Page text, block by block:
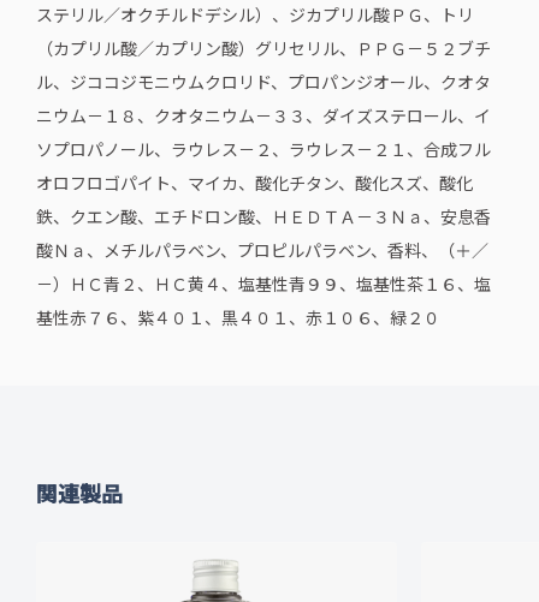
ステリル／オクチルドデシル）、ジカプリル酸ＰＧ、トリ
（カプリル酸／カプリン酸）グリセリル、ＰＰＧ－５２ブチ
ル、ジココジモニウムクロリド、プロパンジオール、クオタ
ニウム－１８、クオタニウム－３３、ダイズステロール、イ
ソプロパノール、ラウレス－２、ラウレス－２１、合成フル
オロフロゴパイト、マイカ、酸化チタン、酸化スズ、酸化
鉄、クエン酸、エチドロン酸、ＨＥＤＴＡ－３Ｎａ、安息香
酸Ｎａ、メチルパラベン、プロピルパラベン、香料、（＋／
－）ＨＣ青２、ＨＣ黄４、塩基性青９９、塩基性茶１６、塩
基性赤７６、紫４０１、黒４０１、赤１０６、緑２０
関連製品